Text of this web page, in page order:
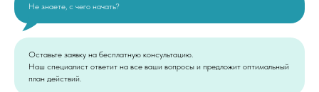
Не знаете, с чего начать?
Оставьте заявку на бесплатную консультацию.
Наш специалист ответит на все ваши вопросы и предложит оптимальный
план действий.